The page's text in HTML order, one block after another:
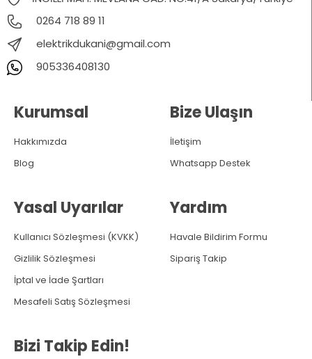
0264 718 89 11
elektrikdukani@gmail.com
905336408130
Kurumsal
Hakkımızda
Blog
Yasal Uyarılar
Kullanıcı Sözleşmesi (KVKK)
Gizlilik Sözleşmesi
İptal ve İade Şartları
Mesafeli Satış Sözleşmesi
Bize Ulaşın
İletişim
Whatsapp Destek
Yardım
Havale Bildirim Formu
Sipariş Takip
Bizi Takip Edin!